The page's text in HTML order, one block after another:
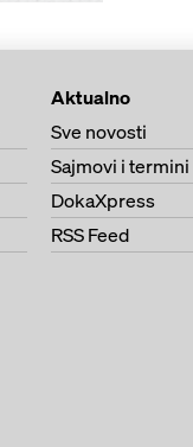
Aktualno
Sve novosti
Sajmovi i termini
DokaXpress
RSS Feed